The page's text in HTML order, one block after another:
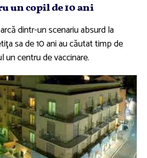
un copil de 10 ani
dintr-un scenariu absurd la
sa de 10 ani au căutat timp de
centru de vaccinare.